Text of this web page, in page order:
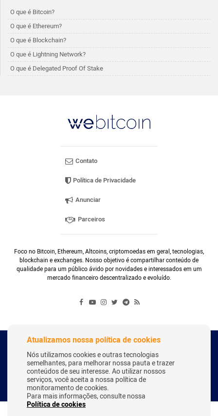
O que é Bitcoin?
O que é Ethereum?
O que é Blockchain?
O que é Lightning Network?
O que é Delegated Proof Of Stake
Contato
Política de Privacidade
Anunciar
Parceiros
Foco no Bitcoin, Ethereum, Altcoins, criptomoedas em geral, tecnologias,
blockchain e exchanges. Nosso objetivo é compartilhar conteúdo de
qualidade para um público ávido por novidades e interessados em um
mercado financeiro descentralizado e evoluído.
Copyright Webitcoin 2018 - Todos os Direitos Reservados
Desenvolvido por: Herick Correa
Atualizamos nossa política de cookies
Nós utilizamos cookies e outras tecnologias
semelhantes, para melhorar nossa pauta e trazer
conteúdos de seu interesse. Ao utilizar nossos
serviços, você aceita a nossa política de
monitoramento de cookies.
Para mais informações, consulte nossa
Política de cookies